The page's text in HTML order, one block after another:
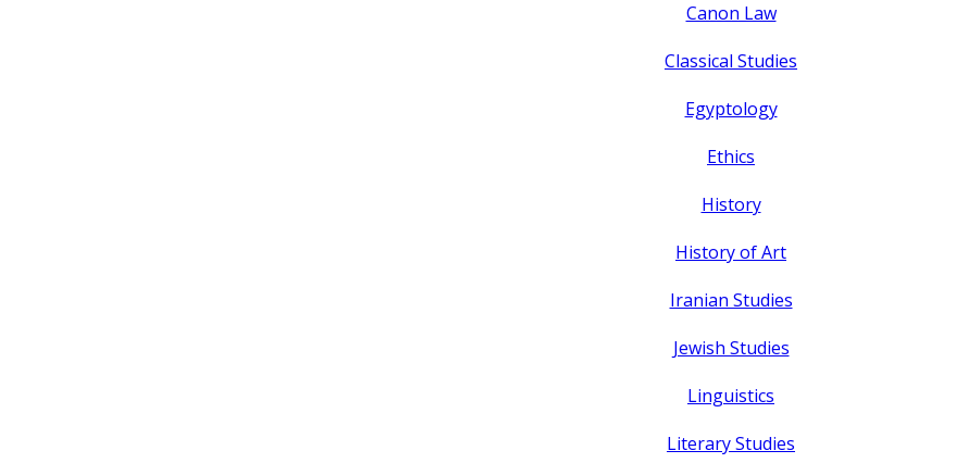
Canon Law
Classical Studies
Egyptology
Ethics
History
History of Art
Iranian Studies
Jewish Studies
Linguistics
Literary Studies